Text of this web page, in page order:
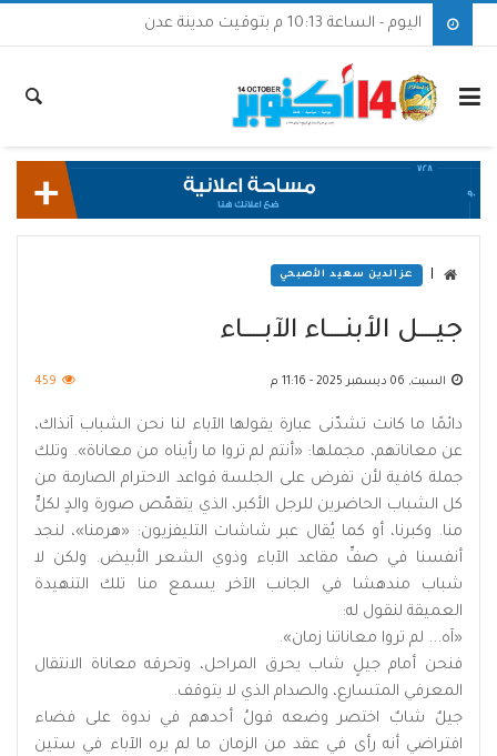
اليوم - الساعة 10:13 م بتوقيت مدينة عدن
عزالدين سعيد الأصبحي
جيـــــل الأبنـــــاء الآبــــــاء
السبت, 06 ديسمبر 2025 - 11:16 م 459
دائمًا ما كانت تشدّنى عبارة يقولها الآباء لنا نحن الشباب آنذاك،
عن معاناتهم، مجملها: «أنتم لم تروا ما رأيناه من معاناة». وتلك
جملة كافية لأن تفرض على الجلسة قواعد الاحترام الصارمة من
كل الشباب الحاضرين للرجل الأكبر، الذي يتقمّص صورة والدٍ لكلٍّ
منا. وكبرنا، أو كما يُقال عبر شاشات التليفزيون: «هرمنا»، لنجد
أنفسنا في صفِّ مقاعد الآباء وذوي الشعر الأبيض. ولكن لا
شباب مندهشا في الجانب الآخر يسمع منا تلك التنهيدة
العميقة لنقول له:
«آه... لم تروا معاناتنا زمان».
فنحن أمام جيلٍ شاب يحرق المراحل، وتحرقه معاناة الانتقال
المعرفي المتسارع، والصدام الذي لا يتوقف.
جيلٌ شابٌ اختصر وضعه قولُ أحدهم في ندوة على فضاء
افتراضي أنه رأى في عقد من الزمان ما لم يره الآباء في ستين